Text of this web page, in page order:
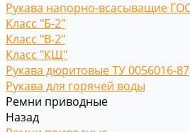
Рукава напорно-всасыващие
Класс "Б-2"
Класс "В-2"
Класс "КЩ"
Рукава дюритовые ТУ 0056016-87
Рукава для горячей воды
Ремни приводные
Назад